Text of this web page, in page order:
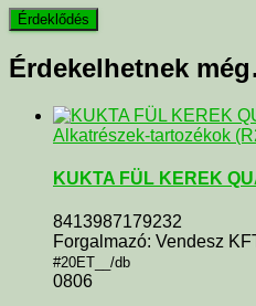
Érdekelhetnek
Alkatrészek-tartozékok
KUKTA FÜL KEREK
8413987179232
Forgalmazó: Vendesz
#20ET__/db
0806